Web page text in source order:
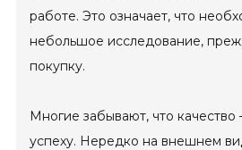
работе. Это означает, что
небольшое исследование,
покупку.
Многие забывают, что
успеху. Нередко на внешнем